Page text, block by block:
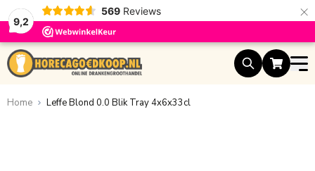
9,2
569 Reviews ×
Ga naar de inhoud
Home Leffe Blond 0.0 Blik Tray 4x6x33cl